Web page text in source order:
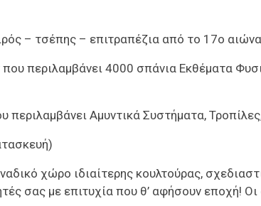
– τσέπης – επιτραπέζια από το 17ο
περιλαμβάνει 4000 σπάνια Εκθέματα
περιλαμβάνει Αμυντικά Συστήματα,
χώρο ιδιαίτερης κουλτούρας,
σας με επιτυχία που θ’ αφήσουν